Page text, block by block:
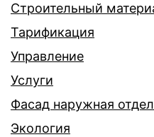
Строительный
Тарификация
Управление
Услуги
Фасад наружная
Экология